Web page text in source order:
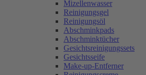
Mizellenwasser
Reinigungsgel
Reinigungsöl
Abschminkpads
Abschminktücher
Gesichtsreinigungssets
Gesichtsseife
Make-up-Entferner